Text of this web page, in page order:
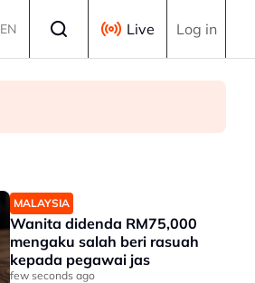
EN Live Log in
MALAYSIA
Wanita didenda RM75,000
mengaku salah beri rasuah
kepada pegawai jas
few seconds ago